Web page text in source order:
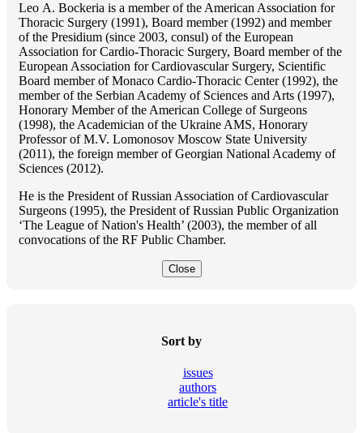
Lео A. Bockeria is a member of the American Association for
Thoracic Surgery (1991), Board member (1992) and member
of the Presidium (since 2003, consul) of the European
Association for Cardio-Thoracic Surgery, Board member of the
European Association for Cardiovascular Surgery, Scientific
Board member of Monaco Cardio-Thoracic Center (1992), the
member of the Serbian Academy of Sciences and Arts (1997),
Honorary Member of the American College of Surgeons
(1998), the Academician of the Ukraine AMS, Honorary
Professor of M.V. Lomonosov Moscow State University
(2011), the foreign member of Georgian National Academy of
Sciences (2012).
He is the President of Russian Association of Cardiovascular
Surgeons (1995), the President of Russian Public Organization
‘The League of Nation's Health’ (2003), the member of all
convocations of the RF Public Chamber.
Close
Sort by
issues
authors
article's title